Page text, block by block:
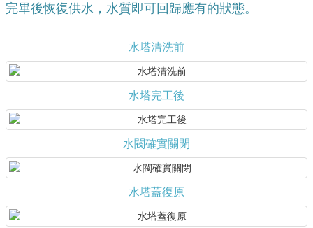
完畢後恢復供水，水質即可回歸應有的狀態。
水塔清洗前
水塔完工後
水閥確實關閉
水塔蓋復原